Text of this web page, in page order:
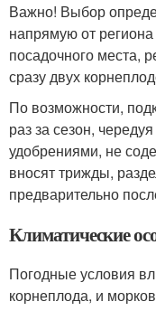
Важно! Выбор
напрямую от
посадочного места,
сразу двух
По возможности,
раз за сезон,
удобрениями, не
вносят трижды,
предварительно
Климатические
Погодные условия
корнеплода, и